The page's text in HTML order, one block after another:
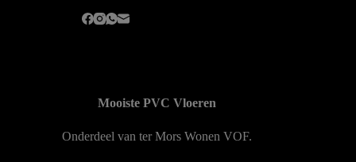
Mooiste PVC Vloeren
Onderdeel van ter Mors Wonen VOF.